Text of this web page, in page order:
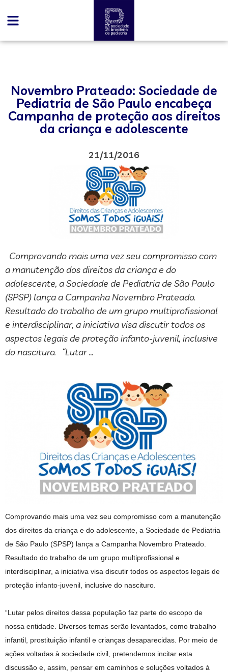
Novembro Prateado: Sociedade de
Pediatria de São Paulo encabeça
Campanha de proteção aos direitos
da criança e adolescente
21/11/2016
Comprovando mais uma vez seu compromisso com
a manutenção dos direitos da criança e do
adolescente, a Sociedade de Pediatria de São Paulo
(SPSP) lança a Campanha Novembro Prateado.
Resultado do trabalho de um grupo multiprofissional
e interdisciplinar, a iniciativa visa discutir todos os
aspectos legais de proteção infanto-juvenil, inclusive
do nascituro. “Lutar …
Comprovando mais uma vez seu compromisso com a manutenção
dos direitos da criança e do adolescente, a Sociedade de Pediatria
de São Paulo (SPSP) lança a Campanha Novembro Prateado.
Resultado do trabalho de um grupo multiprofissional e
interdisciplinar, a iniciativa visa discutir todos os aspectos legais de
proteção infanto-juvenil, inclusive do nascituro.
“Lutar pelos direitos dessa população faz parte do escopo de
nossa entidade. Diversos temas serão levantados, como trabalho
infantil, prostituição infantil e crianças desaparecidas. Por meio de
ações voltadas à sociedade civil, pretendemos incitar esta
discussão e, assim, pensar em caminhos e soluções voltados à